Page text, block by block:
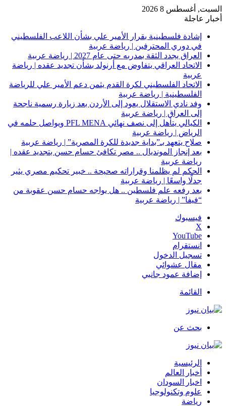
أغسطس 8 2026
إشادة فلسطينية بقرار الأمير علي بشأن اللاعب الفلسطيني
في دوري المحترفين | رياضة عربية
العراق يجدد الثقة بمدربه حتى عام 2027 | رياضة عربية
الاتحاد العراقي يتفاوض مع أرنولد بشأن تجديد عقده | رياضة
الاتحاد الفلسطيني لكرة القدم يثمن دعم الأمير علي للرياضة
الفلسطينية | رياضة عربية
وفد نادي الاستقلال يعود إلى الأردن بعد زيارة رسمية ناجحة
إلى العراق | رياضة عربية
الكيالي يتأهل إلى نصف نهائي PFL MENA ويواصل حلمه في
الرياض | رياضة عربية
صلاح يتعهد بـ”بداية جديدة للكرة المصرية” | رياضة عربية
بعد إنجاز المونديال .. مصر تكافئ حسام حسن بتجديد عقده |
رياضة عربية
الحكم لم يظلمنا وقراراته صحيحة .. خبير تحكيم مصري يثير
جدلًا واسعًا | رياضة عربية
بعد رفعه علم فلسطين .. هل يواجه حسام حسن عقوبة من
“فيفا” | رياضة عربية
فيسبوك
‫YouTube
انستقرام
تسجيل الدخول
مقال عشوائي
إضافة عمود جانبي
القائمة
بحث عن
الرئيسية
أخبار العالم
اخبار السودان
علوم وتكنولوجيا
رياضة